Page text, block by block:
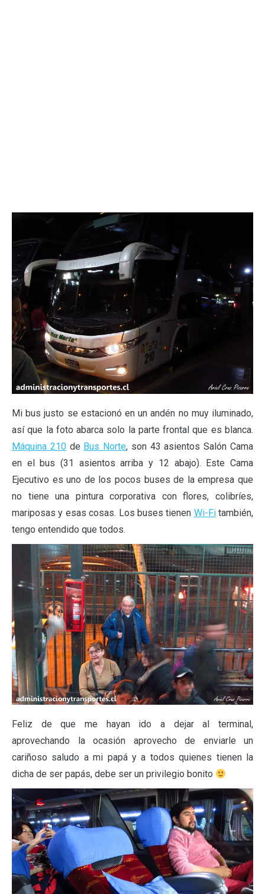
Mi bus justo se estacionó en un andén no muy iluminado,
así que la foto abarca solo la parte frontal que es blanca.
Máquina 210de Bus Norte, son 43 asientos Salón Cama
en el bus (31 asientos arriba y 12 abajo). Este Cama
Ejecutivo es uno de los pocos buses de la empresa que
no tiene una pintura corporativa con flores, colibríes,
mariposas y esas cosas. Los buses tienen Wi-Fitambién,
tengo entendido que todos.
Feliz de que me hayan ido a dejar al terminal,
aprovechando la ocasión aprovecho de enviarle un
cariñoso saludo a mi papá y a todos quienes tienen la
dicha de ser papás, debe ser un privilegio bonito